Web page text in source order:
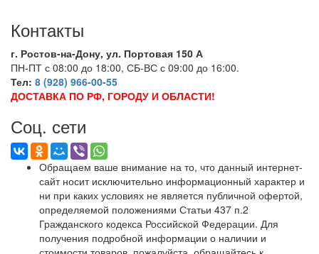
Контакты
г. Ростов-на-Дону, ул. Портовая 150 А
ПН-ПТ с 08:00 до 18:00, СБ-ВС с 09:00 до 16:00.
Тел: 8 (928) 966-00-55
ДОСТАВКА ПО РФ, ГОРОДУ И ОБЛАСТИ!
Соц. сети
Обращаем ваше внимание на то, что данный интернет-
сайт носит исключительно информационный характер и
ни при каких условиях не является публичной офертой,
определяемой положениями Статьи 437 п.2
Гражданского кодекса Российской Федерации. Для
получения подробной информации о наличии и